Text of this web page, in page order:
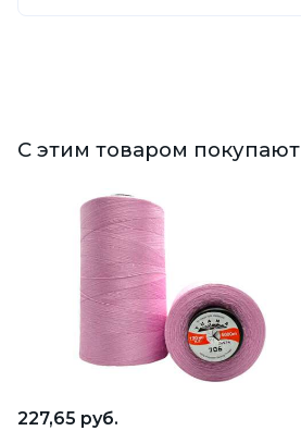
С этим товаром покупают
227,65 руб.